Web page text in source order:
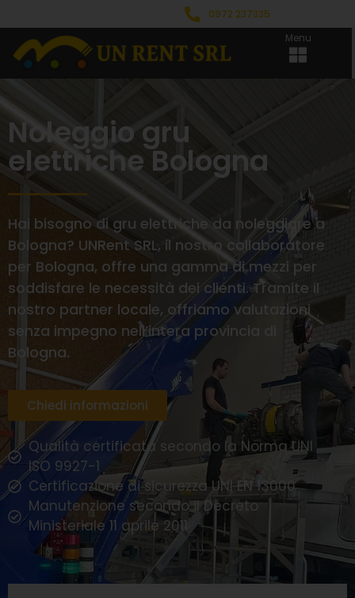
0972 237335
Menu
Noleggio gru
elettriche Bologna
Hai bisogno di gru elettriche da noleggiare a
Bologna? UNRent SRL, il nostro collaboratore
per Bologna, offre una gamma di mezzi per
soddisfare le necessità dei clienti. Tramite il
nostro partner locale, offriamo valutazioni
senza impegno nell’intera provincia di
Bologna.
Chiedi informazioni
Qualità certificata secondo la Norma UNI
ISO 9927-1
Certificazione di sicurezza UNI EN 13000
Manutenzione secondo il Decreto
Ministeriale 11 aprile 2011